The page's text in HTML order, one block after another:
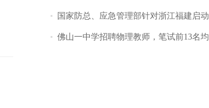
国家防总、应急管理部针对浙江福建启动防汛防台风四级应急响应
佛山一中学招聘物理教师，笔试前13名均遭淘汰？教育局：已叫停招聘，成立调查组全面核查